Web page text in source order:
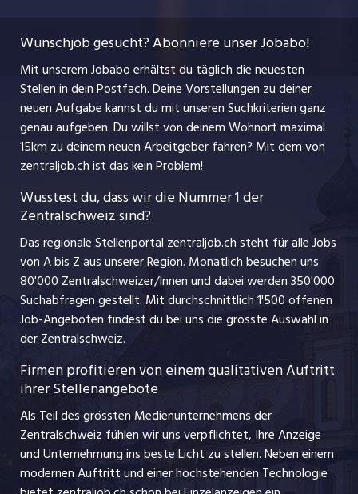
Freelance Jobs
Praktika
Lehrstellen
Ferienjobs
Führungspositionen
Jobline
Nutzungsbedingungen
Impressum
jobbasel.ch
jobbern.ch
jobmittelland.ch
schaffu.ch (VS)
ajourjob.ch
Wunschjob gesucht? Abonniere unser Jobabo!
Mit unserem Jobabo erhältst du täglich die neuesten
Stellen in dein Postfach. Deine Vorstellungen zu deiner
neuen Aufgabe kannst du mit unseren Suchkriterien ganz
genau aufgeben. Du willst von deinem Wohnort maximal
15km zu deinem neuen Arbeitgeber fahren? Mit demvon
zentraljob.ch ist das kein Problem!
Wusstest du, dass wir die Nummer 1 der
Zentralschweiz sind?
Das regionale Stellenportal zentraljob.ch steht für alle Jobs
von A bis Z aus unserer Region. Monatlich besuchen uns
80'000 Zentralschweizer/Innen und dabei werden 350'000
Suchabfragen gestellt. Mit durchschnittlich 1'500 offenen
Job-Angeboten findest du bei uns die grösste Auswahl in
der Zentralschweiz.
Firmen profitieren von einem qualitativen Auftritt
ihrer Stellenangebote
Als Teil des grössten Medienunternehmens der
Zentralschweiz fühlen wir uns verpflichtet, Ihre Anzeige
und Unternehmung ins beste Licht zu stellen. Neben einem
modernen Auftritt und einer hochstehenden Technologie